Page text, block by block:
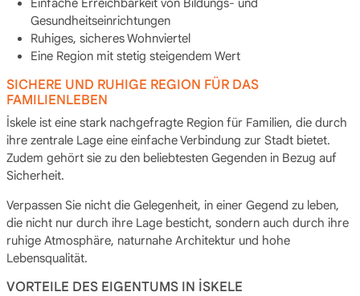
Einfache Erreichbarkeit von Bildungs- und
Gesundheitseinrichtungen
Ruhiges, sicheres Wohnviertel
Eine Region mit stetig steigendem Wert
SICHERE UND RUHIGE REGION FÜR DAS
FAMILIENLEBEN
İskele ist eine stark nachgefragte Region für Familien, die durch
ihre zentrale Lage eine einfache Verbindung zur Stadt bietet.
Zudem gehört sie zu den beliebtesten Gegenden in Bezug auf
Sicherheit.
Verpassen Sie nicht die Gelegenheit, in einer Gegend zu leben,
die nicht nur durch ihre Lage besticht, sondern auch durch ihre
ruhige Atmosphäre, naturnahe Architektur und hohe
Lebensqualität.
VORTEILE DES EIGENTUMS IN İSKELE